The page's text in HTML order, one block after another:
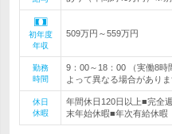
初年度
年収
509万円～559万円
勤務
時間
9：00～18：00 （実働8
よって異なる場合があり
休日
休暇
年間休日120日以上■完全
末年始休暇■年次有給休暇